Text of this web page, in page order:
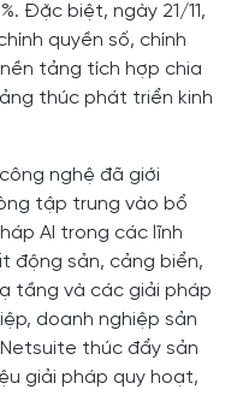
Đặc biệt, ngày 21/11,
quyền số, chính
tảng tích hợp chia
thúc phát triển kinh
nghệ đã giới
tập trung vào bổ
AI trong các lĩnh
động sản, cảng biển,
tầng và các giải pháp
doanh nghiệp sản
thúc đẩy sản
giải pháp quy hoạt,